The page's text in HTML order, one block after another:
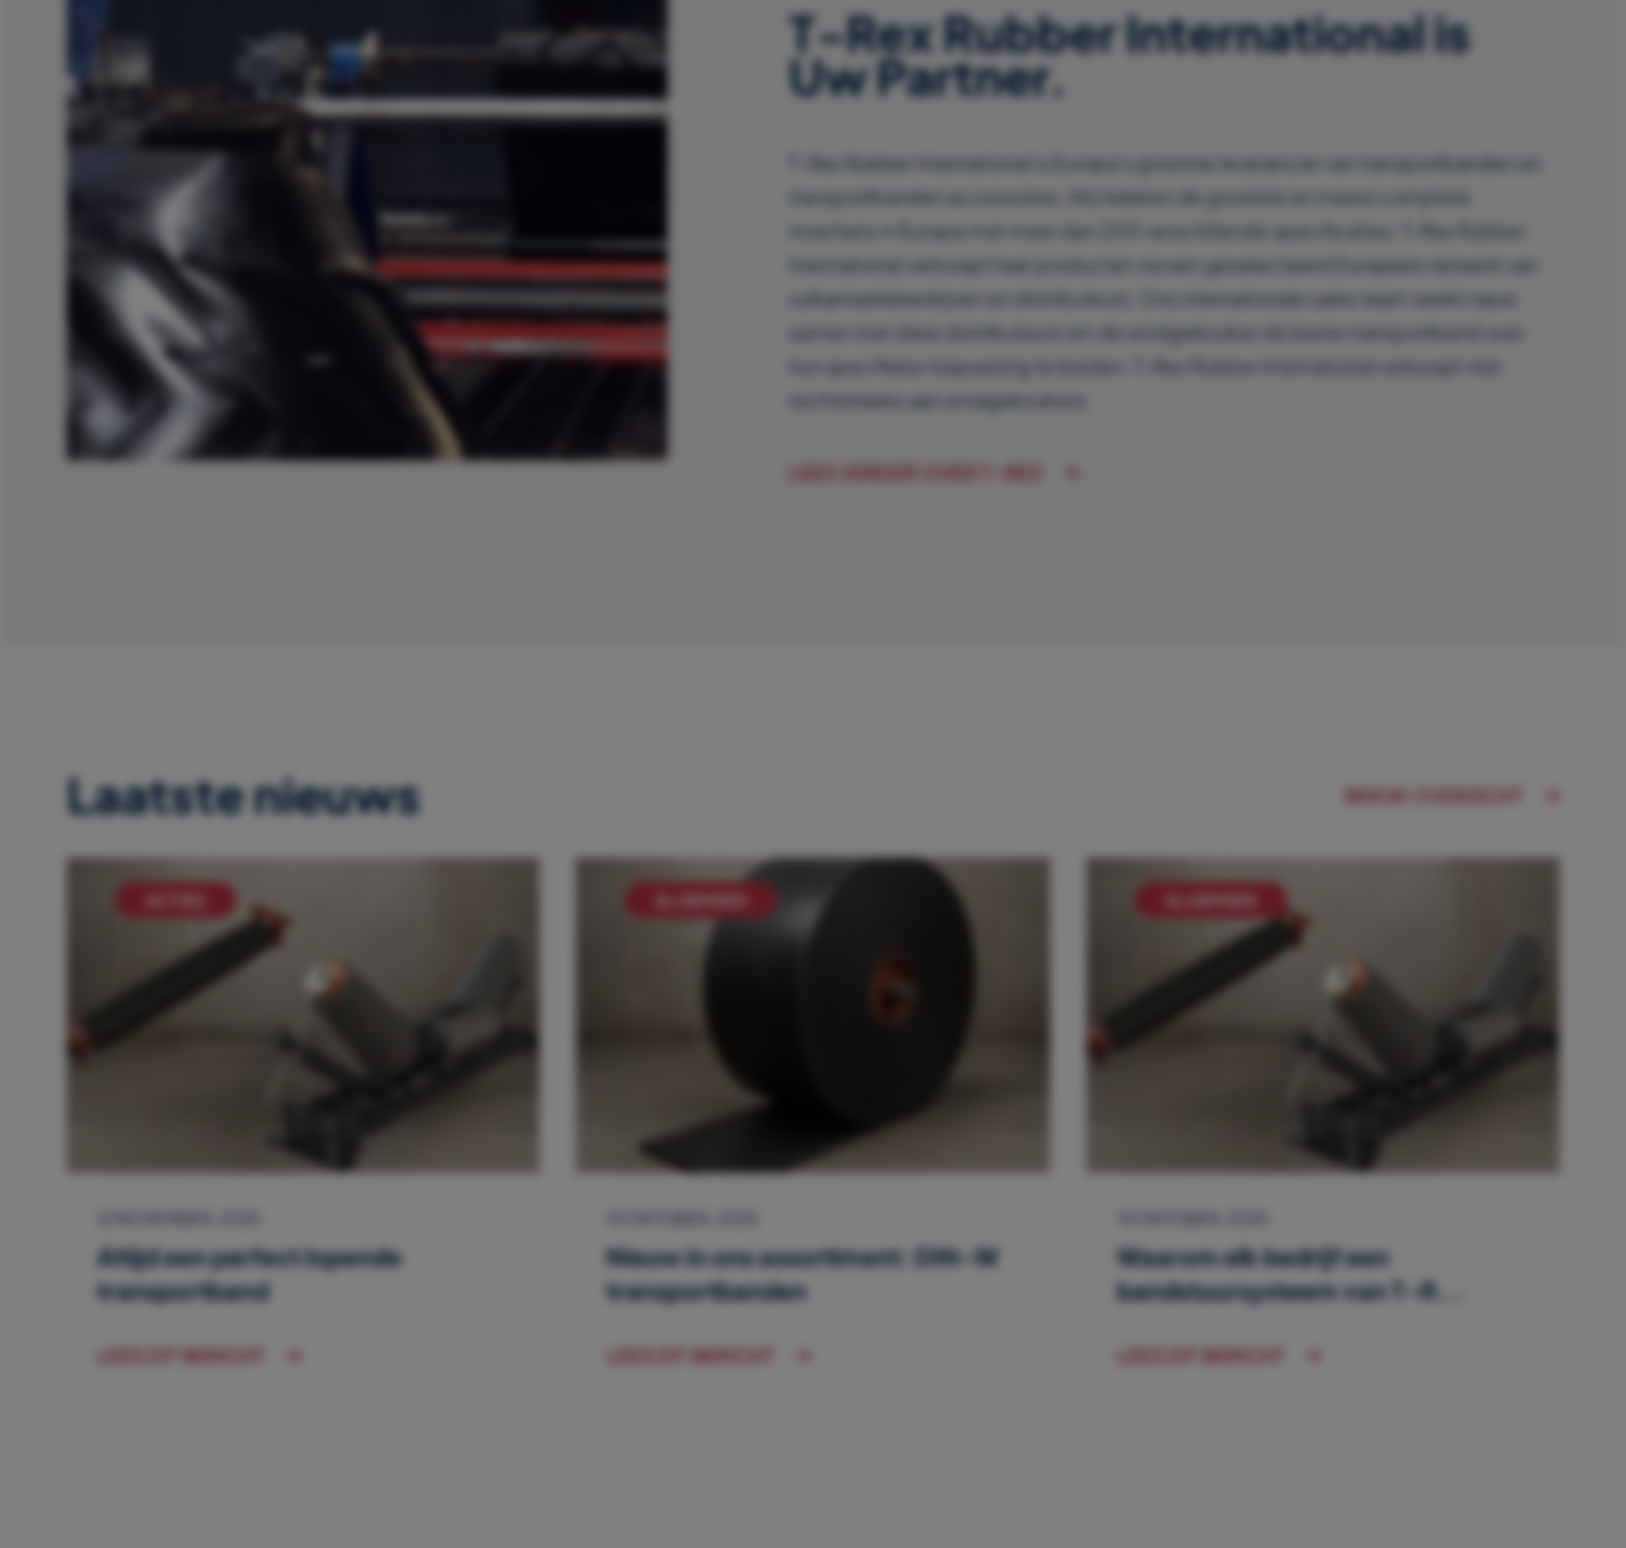
T-Rex Rubber International is
Uw Partner.
T-Rex Rubber International is Europa’s grootste leverancier van transportbanden en
transportbanden accessoires. Wij hebben de grootste en meest complete
inventaris in Europa met meer dan 200 verschillende specificaties. T-Rex Rubber
International verkoopt haar producten via een geselecteerd Europees netwerk van
vulkanisatiebedrijven en distributeurs. Ons internationale sales team werkt nauw
samen met deze distributeurs om de eindgebruiker de beste transportband voor
hun specifieke toepassing te bieden. T-Rex Rubber International verkoopt niet
rechtstreeks aan eindgebruikers.
LEES VERDER OVER T-REX
Laatste nieuws BEKIJK OVERZICHT
Altijd een perfect lopende
transportband
LEES DIT BERICHT
Nieuw in ons assortiment: DIN-W
transportbanden
LEES DIT BERICHT
Waarom elk bedrijf een
bandstuursysteem van T-R...
LEES DIT BERICHT